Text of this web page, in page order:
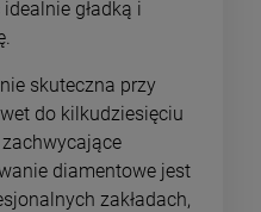
gładką i
skuteczna przy
do kilkudziesięciu
diamentowe jest
zakładach,